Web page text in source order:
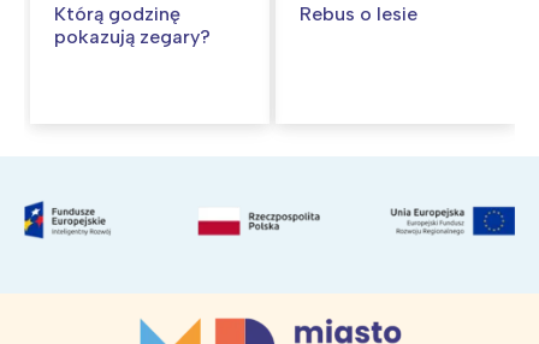
Którą godzinę
pokazują zegary?
Rebus o lesie